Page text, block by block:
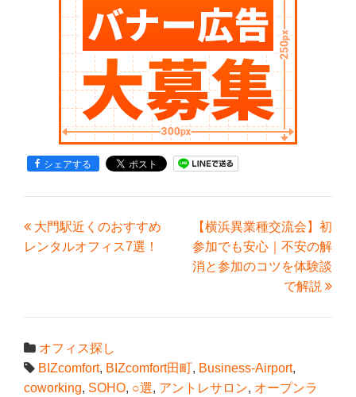
シェアする
大門駅近くのおすすめ
レンタルオフィス7選！
【横浜異業種交流会】初
参加でも安心｜不安の解
消と参加のコツを体験談
で解説
オフィス探し
BIZcomfort, BIZcomfort田町, Business-Airport,
coworking, SOHO, ○選, アントレサロン, オープンラ